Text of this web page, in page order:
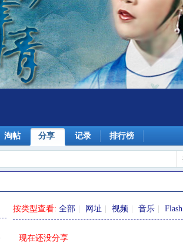
淘帖 分享 记录 排行榜
按类型查看: 全部 网址 视频 音乐 Flash
现在还没分享